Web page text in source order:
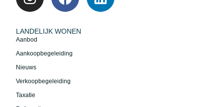
LANDELIJK WONEN
Aanbod
Aankoopbegeleiding
Nieuws
Verkoopbegeleiding
Taxatie